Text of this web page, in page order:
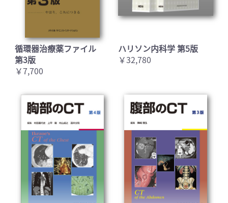
循環器治療薬ファイル
第3版
￥7,700
ハリソン内科学 第5版
￥32,780